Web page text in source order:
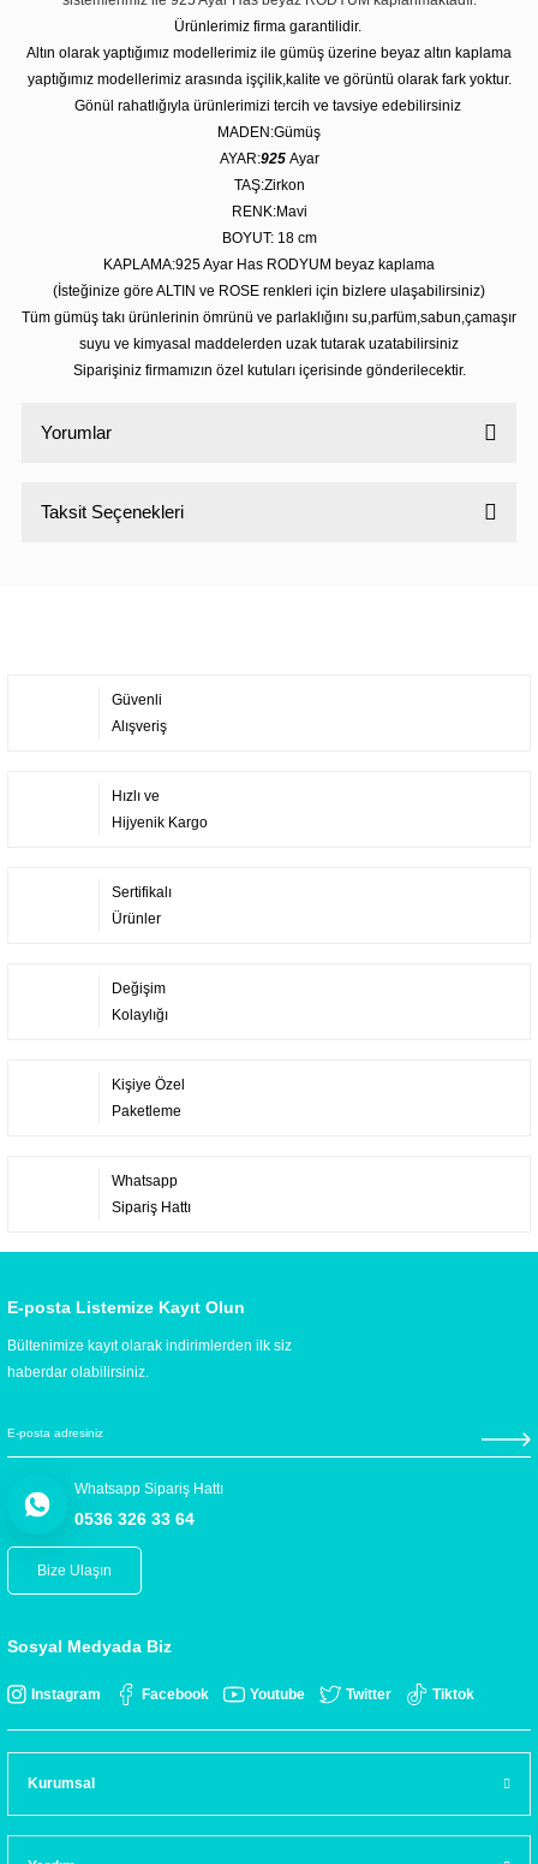
Ürünlerimiz firma garantilidir.
Altın olarak yaptığımız modellerimiz ile gümüş üzerine beyaz altın kaplama
yaptığımız modellerimiz arasında işçilik,kalite ve görüntü olarak fark yoktur.
Gönül rahatlığıyla ürünlerimizi tercih ve tavsiye edebilirsiniz
MADEN:Gümüş
AYAR:925 Ayar
TAŞ:Zirkon
RENK:Mavi
BOYUT: 18 cm
KAPLAMA:925 Ayar Has RODYUM beyaz kaplama
(İsteğinize göre ALTIN ve ROSE renkleri için bizlere ulaşabilirsiniz)
Tüm gümüş takı ürünlerinin ömrünü ve parlaklığını su,parfüm,sabun,çamaşır
suyu ve kimyasal maddelerden uzak tutarak uzatabilirsiniz
Siparişiniz firmamızın özel kutuları içerisinde gönderilecektir.
Yorumlar
Taksit Seçenekleri
Güvenli
Alışveriş
Hızlı ve
Hijyenik Kargo
Sertifikalı
Ürünler
Değişim
Kolaylığı
Kişiye Özel
Paketleme
Whatsapp
Sipariş Hattı
E-posta Listemize Kayıt Olun
Bültenimize kayıt olarak indirimlerden ilk siz
haberdar olabilirsiniz.
Whatsapp Sipariş Hattı
0536 326 33 64
Bize Ulaşın
Sosyal Medyada Biz
Instagram Facebook Youtube Twitter Tiktok
Kurumsal